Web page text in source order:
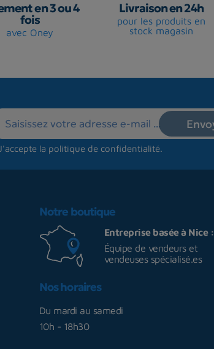
en 3 ou 4
fois
avec Oney
Livraison en 24h
pour les produits en
stock magasin
J'accepte la politique de confidentialité.
Notre boutique
Entreprise basée à Nice :
Équipe de vendeurs et
vendeuses spécialisé.es
Nos horaires
Du mardi au samedi
10h - 18h30